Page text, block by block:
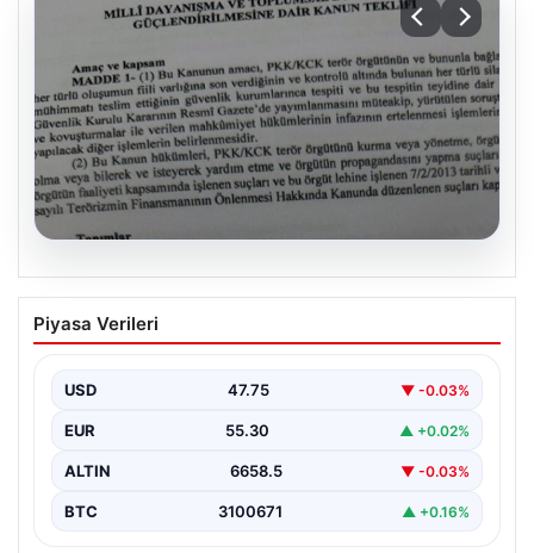
08.08.2026
Terörle Mücadelede Çerçeve Yasa
Onayı ve Detayları
başlatacak önemli adımlardan biri, hazırlanan ve TBMM
Adalet…
Piyasa Verileri
USD 47.75 ▼ -0.03%
EUR 55.30 ▲ +0.02%
ALTIN 6658.5 ▼ -0.03%
BTC 3100671 ▲ +0.16%